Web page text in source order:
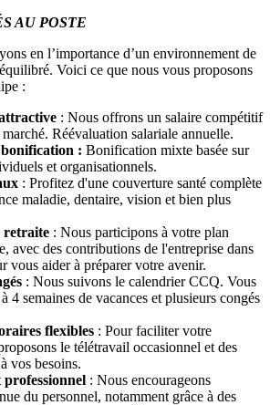
AU POSTE
en l’importance d’un environnement de
Voici ce que nous vous proposons
:
: Nous offrons un salaire compétitif
Réévaluation salariale annuelle.
: Bonification mixte basée sur
et organisationnels.
: Profitez d'une couverture santé complète
maladie, dentaire, vision et bien plus
retraite : Nous participons à votre plan
avec des contributions de l'entreprise dans
vous aider à préparer votre avenir.
: Nous suivons le calendrier CCQ. Vous
4 semaines de vacances et plusieurs congés
flexibles : Pour faciliter votre
le télétravail occasionnel et des
vos besoins.
professionnel : Nous encourageons
du personnel, notamment grâce à des